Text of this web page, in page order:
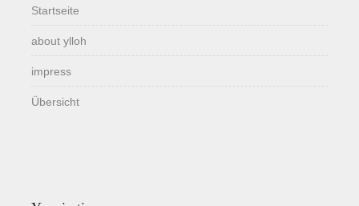
Startseite
about ylloh
impress
Übersicht